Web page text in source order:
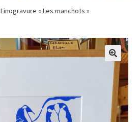
Linogravure « Les manchots »
🔍